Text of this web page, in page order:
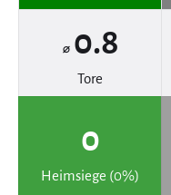
⌀ 0.8
Tore
0
Heimsiege (0%)